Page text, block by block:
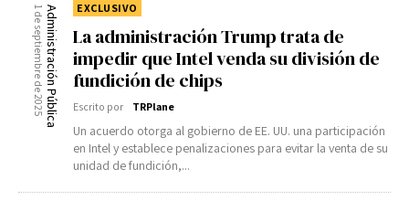
Administración Pública
1 de septiembre de 2025 EXCLUSIVO
La administración Trump trata de
impedir que Intel venda su división de
fundición de chips
Escrito por TRPlane
Un acuerdo otorga al gobierno de EE. UU. una participación
en Intel y establece penalizaciones para evitar la venta de su
unidad de fundición,...